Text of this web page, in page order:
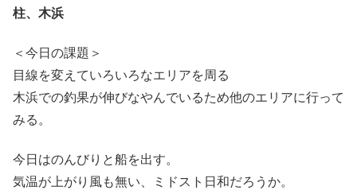
柱、木浜
＜今日の課題＞
目線を変えていろいろなエリアを周る
木浜での釣果が伸びなやんでいるため他のエリアに行って
みる。
今日はのんびりと船を出す。
気温が上がり風も無い、ミドスト日和だろうか。